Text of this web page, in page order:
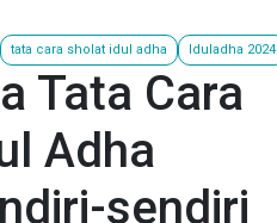
tata cara sholat idul adha Iduladha 2024
Tata Cara
Adha
sendiri